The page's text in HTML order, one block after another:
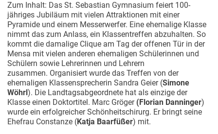
Zum Inhalt: Das St. Sebastian Gymnasium feiert 100-
jähriges Jubiläum mit vielen Attraktionen mit einer
Pyramide und einem Messerwerfer. Eine ehemalige Klasse
nimmt das zum Anlass, ein Klassentreffen abzuhalten. So
kommt die damalige Clique am Tag der offenen Tür in der
Mensa mit vielen anderen ehemaligen Schülerinnen und
Schülern sowie Lehrerinnen und Lehrern
zusammen. Organisiert wurde das Treffen von der
ehemaligen Klassensprecherin Sandra Geier (Simone
Wöhrl). Die Landtagsabgeordnete hat als einzige der
Klasse einen Doktortitel. Marc Gröger (Florian Danninger)
wurde ein erfolgreicher Schönheitschirurg. Er bringt seine
Ehefrau Constanze (Katja Baarfüßer) mit.